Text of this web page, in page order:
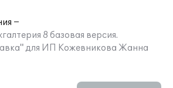
8 базовая версия.
для ИП Кожевникова Жанна